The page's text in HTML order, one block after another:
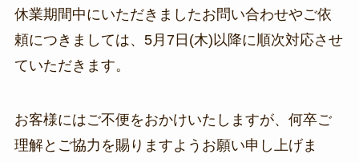
休業期間中にいただきましたお問い合わせやご依
頼につきましては、5月7日(木)以降に順次対応させ
ていただきます。
お客様にはご不便をおかけいたしますが、何卒ご
理解とご協力を賜りますようお願い申し上げま